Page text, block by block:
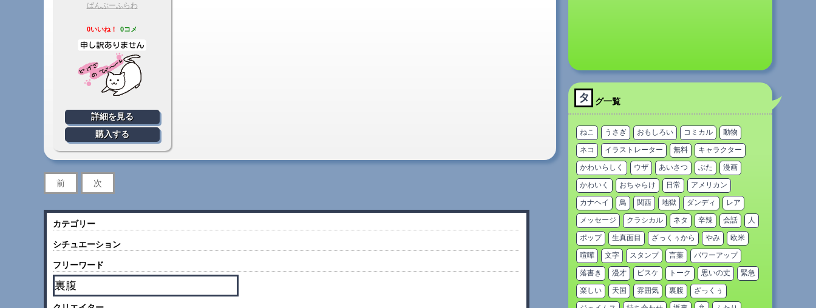
ばんぶーふらわ
0いいね！ 0コメ
詳細を見る
購入する
前 次
カテゴリー
シチュエーション
フリーワード
タ グ一覧
ねこ うさぎ おもしろい コミカル 動物
ネコ イラストレーター 無料 キャラクター
かわいらしく ウザ あいさつ ぶた 漫画
かわいく おちゃらけ 日常 アメリカン
カナヘイ 鳥 関西 地獄 ダンディ レア
メッセージ クラシカル ネタ 辛辣 会話 人
ポップ 生真面目 ざっくぅから やみ 欧米
喧嘩 文字 スタンプ 言葉 パワーアップ
落書き 漫才 ピスケ トーク 思いの丈 緊急
楽しい 天国 雰囲気 裏腹 ざっくぅ